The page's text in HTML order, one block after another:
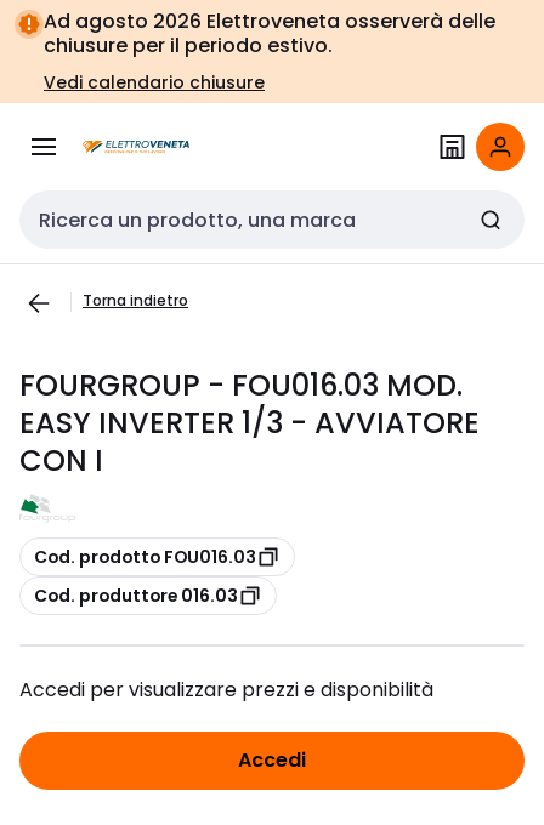
Vai alla
navigazione
Vai
alla
pagina
Ad agosto 2026 Elettroveneta osserverà delle
chiusure per il periodo estivo.
Vedi calendario chiusure
Cerca input
Torna indietro
FOURGROUP - FOU016.03 MOD.
EASY INVERTER 1/3 - AVVIATORE
CON I
copia
Cod. prodotto FOU016.03
copia
Cod. produttore 016.03
Accedi per visualizzare prezzi e disponibilità
Accedi